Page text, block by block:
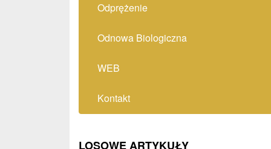
Odprężenie
Odnowa Biologiczna
WEB
Kontakt
LOSOWE ARTYKUŁY